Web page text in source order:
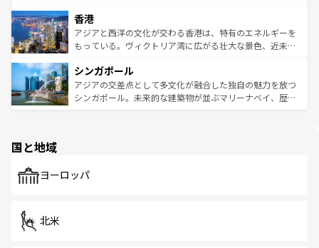
とつ。フォーやバインミー、ベトナムコーヒーなどは、ぜ
ひ現地で味わいたい。どの地域を訪れてもあたたかい人々
が旅行者を迎えてくれるので、きっと忘れられない旅にな
参照してほしい。
の活気が交差している。北部ではチェンマイなどの山岳地
帯で自然と触れ合い、南部ではプーケットやクラビの美し
いビーチでリゾート気分を楽しむことができる。タイ料理
激する。気候は一年中温暖で、どの季節にも異なる楽しみ
が待っている。親しみやすいタイの人々、仏教を中心とし
た文化、そして多様な観光資源が、訪れる旅人を魅了し続
香港
アジアと西洋の文化が交わる香港は、特有のエネルギーを
もっている。ヴィクトリア湾に広がる壮大な景色、近未来
み、どこを訪れても感動するはず。観光スポットが密集し
ており、効率よく見どころを回れるのも魅力。息をのむよ
うな絶景から文化的な体験まで、香港を存分に楽しみ尽く
シンガポール
アジアの交差点として多文化が融合した独自の魅力を放つ
シンガポール。未来的な建築物が並ぶマリーナベイ、歴史
で、ホーカーズは地元の風情を楽しめる外せないスポット
国と地域
ヨーロッパ
北米